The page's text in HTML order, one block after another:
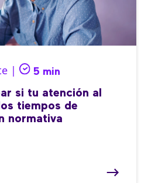
| 5 min
si tu atención al
tiempos de
normativa